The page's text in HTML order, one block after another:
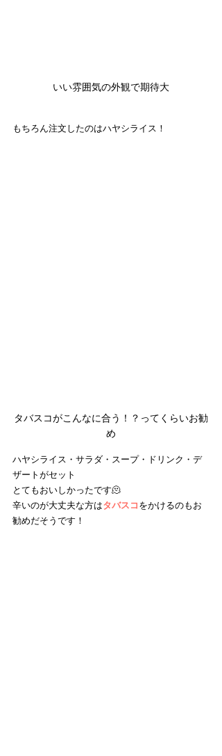
いい雰囲気の外観で期待大
もちろん注文したのはハヤシライス！
タバスコがこんなに合う！？ってくらいお勧
め
ハヤシライス・サラダ・スープ・ドリンク・デ
ザートがセット
とてもおいしかったです🫠
辛いのが大丈夫な方はタバスコ をかけるのもお
勧めだそうです！